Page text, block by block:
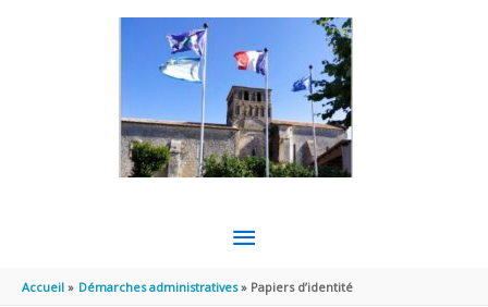
MENU
PRINCIPAL
Accueil Démarches administratives Papiers d’identité